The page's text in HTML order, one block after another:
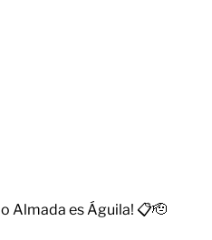
Almada es Águila! 📋🫡